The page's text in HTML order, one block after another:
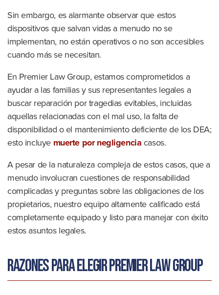
Sin embargo, es alarmante observar que estos
dispositivos que salvan vidas a menudo no se
implementan, no están operativos o no son accesibles
cuando más se necesitan.
En Premier Law Group, estamos comprometidos a
ayudar a las familias y sus representantes legales a
buscar reparación por tragedias evitables, incluidas
aquellas relacionadas con el mal uso, la falta de
disponibilidad o el mantenimiento deficiente de los DEA;
esto incluye muerte por negligencia casos.
A pesar de la naturaleza compleja de estos casos, que a
menudo involucran cuestiones de responsabilidad
complicadas y preguntas sobre las obligaciones de los
propietarios, nuestro equipo altamente calificado está
completamente equipado y listo para manejar con éxito
estos asuntos legales.
Razones para elegir Premier Law Group